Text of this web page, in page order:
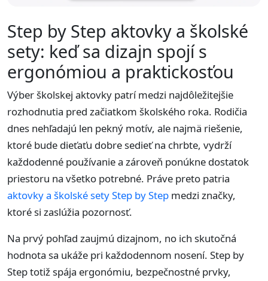
Step by Step aktovky a školské
sety: keď sa dizajn spojí s
ergonómiou a praktickosťou
Výber školskej aktovky patrí medzi najdôležitejšie
rozhodnutia pred začiatkom školského roka. Rodičia
dnes nehľadajú len pekný motív, ale najmä riešenie,
ktoré bude dieťaťu dobre sedieť na chrbte, vydrží
každodenné používanie a zároveň ponúkne dostatok
priestoru na všetko potrebné. Práve preto patria
aktovky a školské sety Step by Step medzi značky,
ktoré si zaslúžia pozornosť.
Na prvý pohľad zaujmú dizajnom, no ich skutočná
hodnota sa ukáže pri každodennom nosení. Step by
Step totiž spája ergonómiu, bezpečnostné prvky,